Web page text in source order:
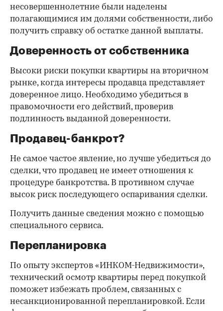
несовершеннолетние были наделены
полагающимися им долями собственности, либо
получить справку об остатке данной выплаты.
Доверенность от собственника
Высоки риски покупки квартиры на вторичном
рынке, когда интересы продавца представляет
доверенное лицо. Необходимо убедиться в
правомочности его действий, проверив
подлинность выданной доверенности.
Продавец-банкрот?
Не самое частое явление, но лучше убедиться до
сделки, что продавец не имеет отношения к
процедуре банкротства. В противном случае
высок риск последующего оспаривания сделки.
Получить данные сведения можно с помощью
специального сервиса.
Перепланировка
По опыту экспертов «ИНКОМ-Недвижимости»,
технический осмотр квартиры перед покупкой
поможет избежать проблем, связанных с
несанкционированной перепланировкой. Если